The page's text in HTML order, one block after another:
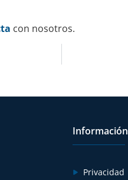
con nosotros.
Información
Privacidad